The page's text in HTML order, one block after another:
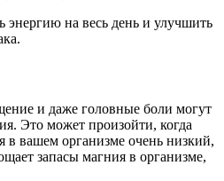
энергию на весь день и улучшить
и даже головные боли могут
Это может произойти, когда
в вашем организме очень низкий,
запасы магния в организме,